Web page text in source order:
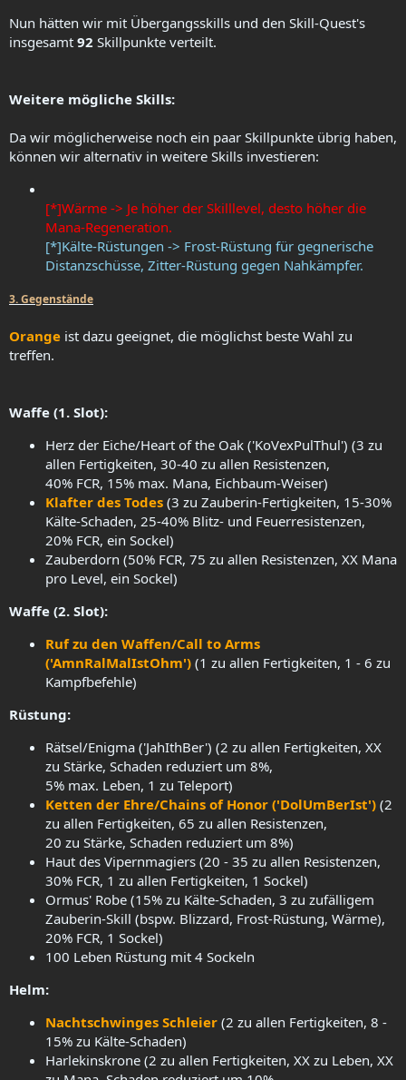
Nun hätten wir mit Übergangsskills und den Skill-Quest's
insgesamt 92 Skillpunkte verteilt.
Weitere mögliche Skills:
Da wir möglicherweise noch ein paar Skillpunkte übrig haben,
können wir alternativ in weitere Skills investieren:
[*]Wärme -> Je höher der Skilllevel, desto höher die
Mana-Regeneration.
[*]Kälte-Rüstungen -> Frost-Rüstung für gegnerische
Distanzschüsse, Zitter-Rüstung gegen Nahkämpfer.
3. Gegenstände
Orange ist dazu geeignet, die möglichst beste Wahl zu
treffen.
Waffe (1. Slot):
Herz der Eiche/Heart of the Oak ('KoVexPulThul') (3 zu
allen Fertigkeiten, 30-40 zu allen Resistenzen,
40% FCR, 15% max. Mana, Eichbaum-Weiser)
Klafter des Todes (3 zu Zauberin-Fertigkeiten, 15-30%
Kälte-Schaden, 25-40% Blitz- und Feuerresistenzen,
20% FCR, ein Sockel)
Zauberdorn (50% FCR, 75 zu allen Resistenzen, XX Mana
pro Level, ein Sockel)
Waffe (2. Slot):
Ruf zu den Waffen/Call to Arms
('AmnRalMalIstOhm') (1 zu allen Fertigkeiten, 1 - 6 zu
Kampfbefehle)
Rüstung:
Rätsel/Enigma ('JahIthBer') (2 zu allen Fertigkeiten, XX
zu Stärke, Schaden reduziert um 8%,
5% max. Leben, 1 zu Teleport)
Ketten der Ehre/Chains of Honor ('DolUmBerIst') (2
zu allen Fertigkeiten, 65 zu allen Resistenzen,
20 zu Stärke, Schaden reduziert um 8%)
Haut des Vipernmagiers (20 - 35 zu allen Resistenzen,
30% FCR, 1 zu allen Fertigkeiten, 1 Sockel)
Ormus' Robe (15% zu Kälte-Schaden, 3 zu zufälligem
Zauberin-Skill (bspw. Blizzard, Frost-Rüstung, Wärme),
20% FCR, 1 Sockel)
100 Leben Rüstung mit 4 Sockeln
Helm:
Nachtschwinges Schleier (2 zu allen Fertigkeiten, 8 -
15% zu Kälte-Schaden)
Harlekinskrone (2 zu allen Fertigkeiten, XX zu Leben, XX